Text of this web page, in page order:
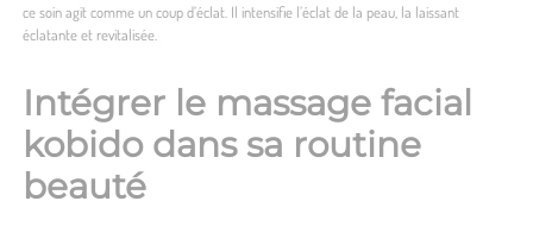
ce soin agit comme un coup d’éclat. Il intensifie l’éclat de la peau, la laissant
éclatante et revitalisée.
Intégrer le massage facial
kobido dans sa routine
beauté